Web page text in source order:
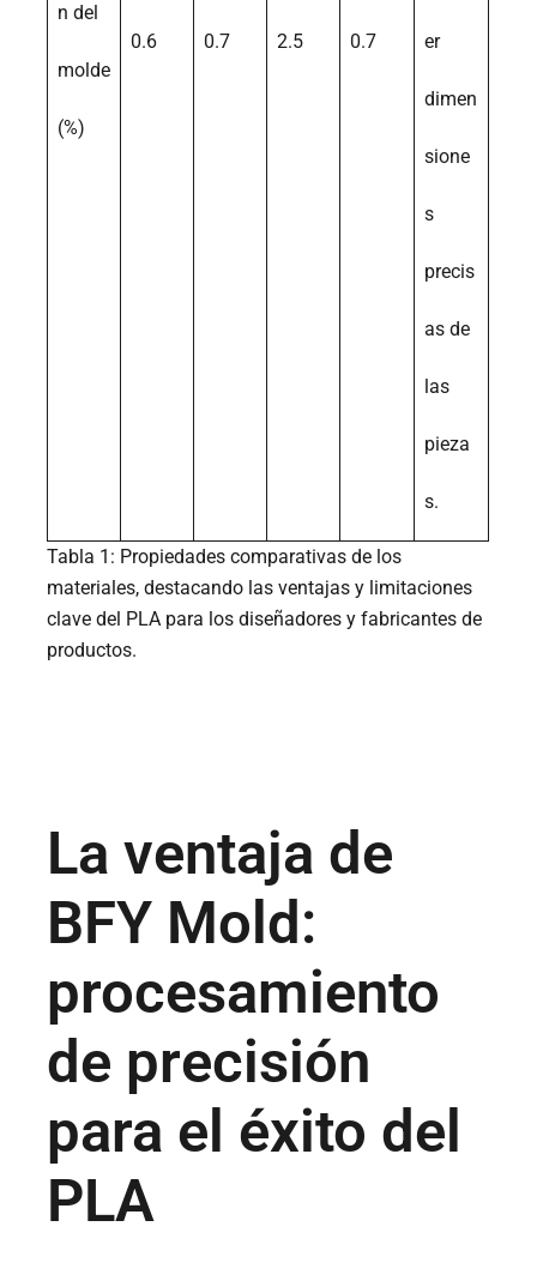
n del
molde
(%)
0.6 0.7 2.5 0.7 er
dimen
sione
s
precis
as de
las
pieza
s.
Tabla 1: Propiedades comparativas de los
materiales, destacando las ventajas y limitaciones
clave del PLA para los diseñadores y fabricantes de
productos.
La ventaja de
BFY Mold:
procesamiento
de precisión
para el éxito del
PLA